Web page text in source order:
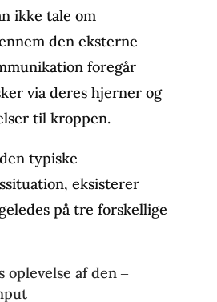
ikke tale om
den eksterne
foregår
via deres hjerner og
til kroppen.
typiske
eksisterer
på tre forskellige
oplevelse af den ‒